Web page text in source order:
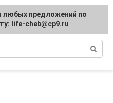
любых предложений по
life-cheb@cp9.ru
любых предложений по
life-cheb@cp9.ru